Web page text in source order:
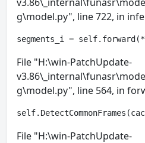
g\model.py", line 722, in
segments_i =
File "H:\win-PatchUpdate-
g\model.py", line 564, in
File "H:\win-PatchUpdate-